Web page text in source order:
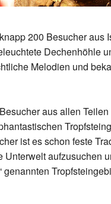
200 Besucher aus
Dechenhöhle
Melodien und
aus allen
ist es schon feste
Unterwelt aufzusuchen
genannten